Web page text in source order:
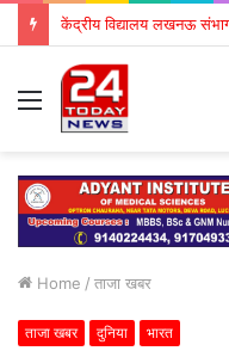
Menu
Home / ताजा खबर
ताजा खबर दुनिया भारत